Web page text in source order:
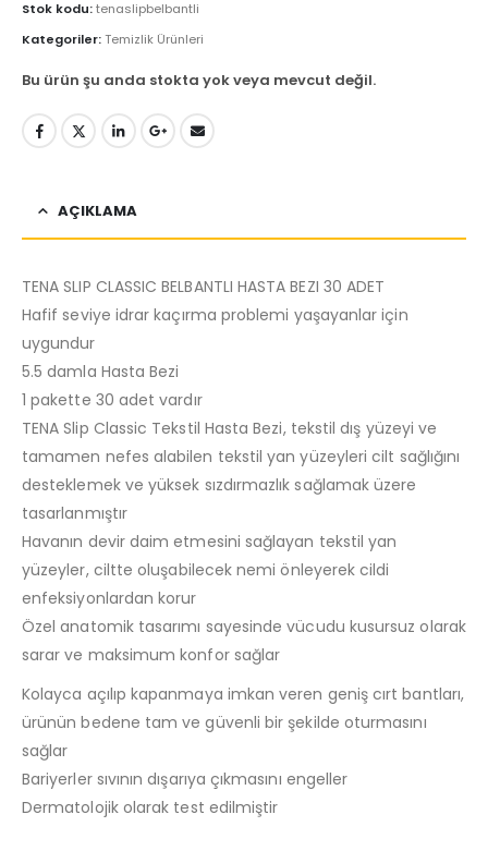
Stok kodu:tenaslipbelbantli
Kategoriler:Temizlik Ürünleri
Bu ürün şu anda stokta yok veya mevcut değil.
AÇIKLAMA
TENA SLIP CLASSIC BELBANTLI HASTA BEZI 30 ADET
Hafif seviye idrar kaçırma problemi yaşayanlar için
uygundur
5.5 damla Hasta Bezi
1 pakette 30 adet vardır
TENA Slip Classic Tekstil Hasta Bezi, tekstil dış yüzeyi ve
tamamen nefes alabilen tekstil yan yüzeyleri cilt sağlığını
desteklemek ve yüksek sızdırmazlık sağlamak üzere
tasarlanmıştır
Havanın devir daim etmesini sağlayan tekstil yan
yüzeyler, ciltte oluşabilecek nemi önleyerek cildi
enfeksiyonlardan korur
Özel anatomik tasarımı sayesinde vücudu kusursuz olarak
sarar ve maksimum konfor sağlar
Kolayca açılıp kapanmaya imkan veren geniş cırt bantları,
ürünün bedene tam ve güvenli bir şekilde oturmasını
sağlar
Bariyerler sıvının dışarıya çıkmasını engeller
Dermatolojik olarak test edilmiştir